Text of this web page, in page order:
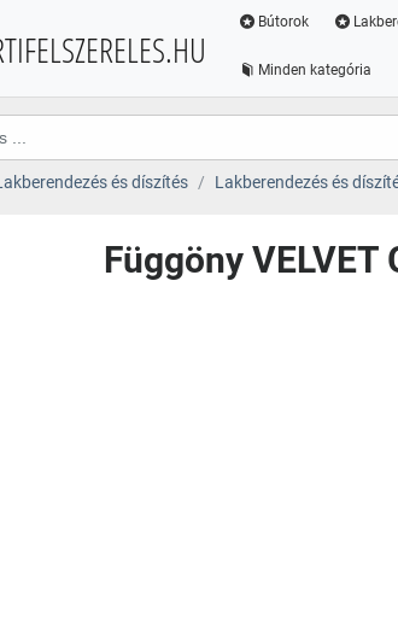
Bútorok
Minden kategória
és díszítés Lakberendezés és
Függöny